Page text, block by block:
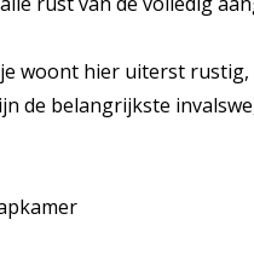
woont hier uiterst
de belangrijkste